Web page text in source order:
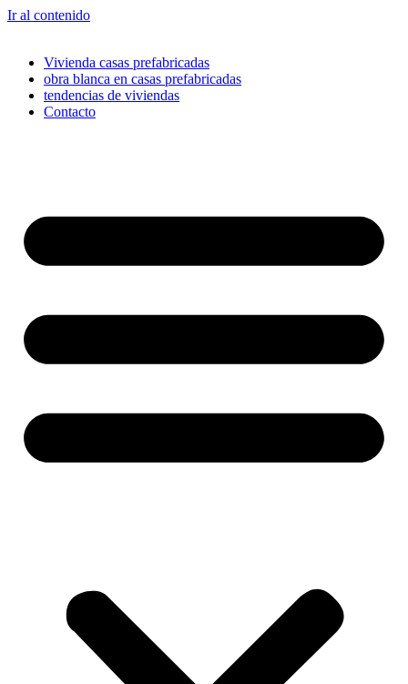
Ir al contenido
Vivienda casas prefabricadas
obra blanca en casas prefabricadas
tendencias de viviendas
Contacto